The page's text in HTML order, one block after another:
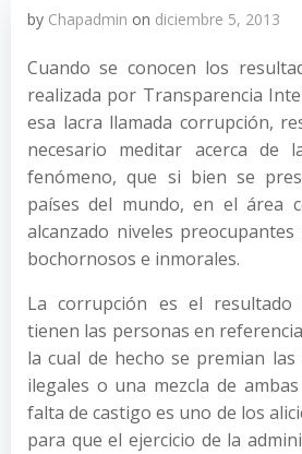
by Chapadmin on diciembre 5, 2013
Cuando se conocen los
realizada por Transparencia
esa lacra llamada corrupción,
necesario meditar acerca de
fenómeno, que si bien se
países del mundo, en el área
alcanzado niveles
bochornosos e inmorales.
La corrupción es el
tienen las personas en
la cual de hecho se premian las
ilegales o una mezcla de ambas
falta de castigo es uno de los
para que el ejercicio de la